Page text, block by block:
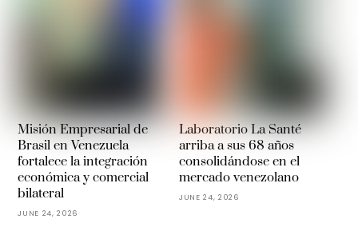
Misión Empresarial de
Brasil en Venezuela
fortalece la integración
económica y comercial
bilateral
JUNE 24, 2026
Laboratorio La Santé
arriba a sus 68 años
consolidándose en el
mercado venezolano
JUNE 24, 2026